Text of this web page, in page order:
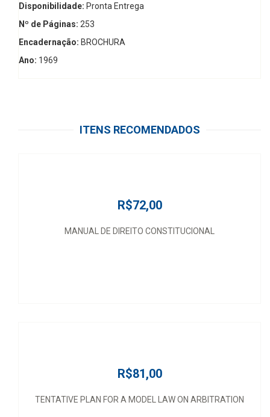
Disponibilidade: Pronta Entrega
Nº de Páginas: 253
Encadernação: BROCHURA
Ano: 1969
ITENS RECOMENDADOS
R$72,00
MANUAL DE DIREITO CONSTITUCIONAL
R$81,00
TENTATIVE PLAN FOR A MODEL LAW ON ARBITRATION